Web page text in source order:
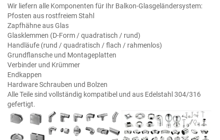
Wir liefern alle Komponenten für Ihr Balkon-Glasgeländersystem:
Pfosten aus rostfreiem Stahl
Zapfhähne aus Glas
Glasklemmen (D-Form / quadratisch / rund)
Handläufe (rund / quadratisch / flach / rahmenlos)
Grundflansche und Montageplatten
Verbinder und Krümmer
Endkappen
Hardware Schrauben und Bolzen
Alle Teile sind vollständig kompatibel und aus Edelstahl 304/316
gefertigt.